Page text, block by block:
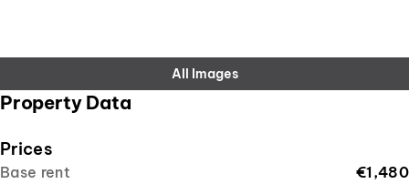
All Images
Property Data
Prices
Base rent
€1,480